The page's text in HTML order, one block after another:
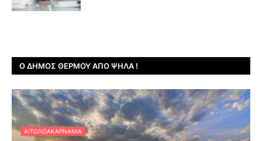
Ο ΔΉΜΟΣ ΘΈΡΜΟΥ ΑΠΌ ΨΗΛΆ !
ΑΙΤΩΛΟΑΚΑΡΝΑΝΊΑ